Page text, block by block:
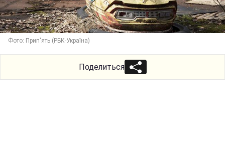
Фото: Прип'ять (РБК-Україна)
Поделиться